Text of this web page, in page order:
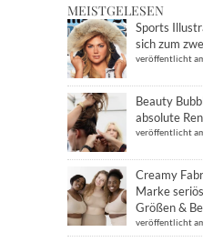
MEISTGELESEN
Sports
sich zum
veröffentlicht
Beauty
absolute
veröffentlicht
Creamy
Marke
Größen &
veröffentlicht